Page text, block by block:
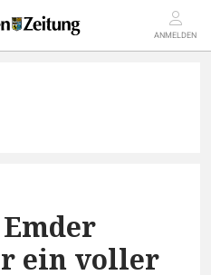
ANMELDEN
ein voller